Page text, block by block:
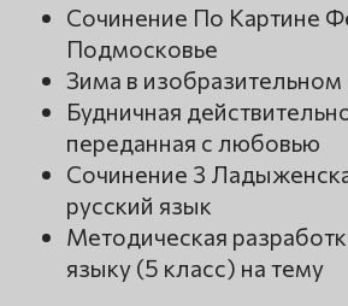
Сочинение По Картине
Подмосковье
Зима в изобразительном
Будничная
переданная с любовью
Сочинение 3
русский язык
Методическая
языку (5 класс) на тему